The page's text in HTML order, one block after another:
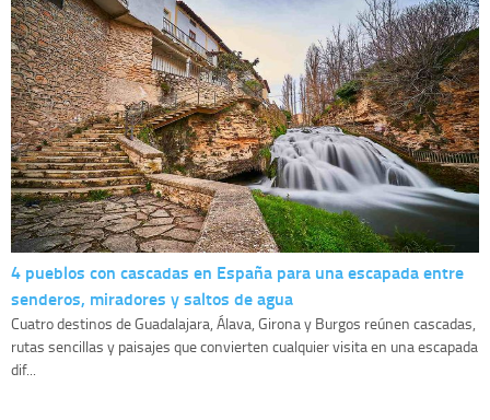
4 pueblos con cascadas en España para una escapada entre
senderos, miradores y saltos de agua
Cuatro destinos de Guadalajara, Álava, Girona y Burgos reúnen cascadas,
rutas sencillas y paisajes que convierten cualquier visita en una escapada
dif...